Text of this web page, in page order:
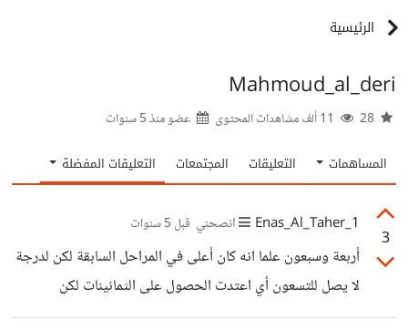
الرئيسية
Mahmoud_al_deri
عضو منذ5 سنوات
المساهمات التعليقات المجتمعات التعليقات المفضلة
3
Enas_Al_Taher_1 انصحني قبل 5 سنوات
أربعة وسبعون علما انه كان أعلى في المراحل السابقة لكن لدرجة
لا يصل للتسعون أي اعتدت الحصول على الثمانينات لكن
انخفضت هذه السنة المواتية لعدم الدراسة إذاً اسمعني جيداً،